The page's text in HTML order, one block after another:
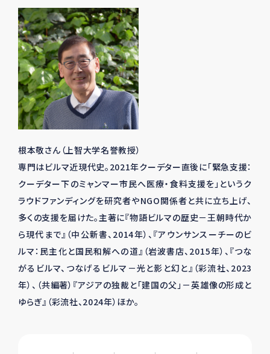
根本敬さん（上智大学名誉教授）
専門はビルマ近現代史。2021年クーデター直後に「緊急支援：
クーデター下のミャンマー市民へ医療・食料支援を」というク
ラウドファンディングを研究者やNGO関係者と共に立ち上げ、
多くの支援を届けた。主著に『物語ビルマの歴史－王朝時代か
ら現代まで』（中公新書、2014年）、『アウンサンスーチーのビ
ルマ：民主化と国民和解への道』（岩波書店、2015年）、『つな
がるビルマ、つなげるビルマ－光と影と幻と』（彩流社、2023
年）、（共編著）『アジアの独裁と「建国の父」－英雄像の形成と
ゆらぎ』（彩流社、2024年）ほか。